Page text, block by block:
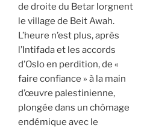
de droite du Betar lorgnent
le village de Beit Awah.
L’heure n’est plus, après
l’Intifada et les accords
d’Oslo en perdition, de «
faire confiance » à la main
d’œuvre palestinienne,
plongée dans un chômage
endémique avec le